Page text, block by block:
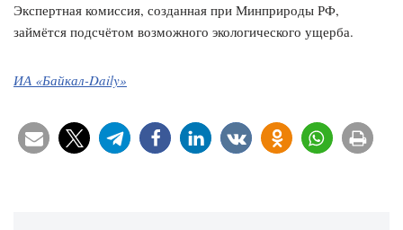
Экспертная комиссия, созданная при Минприроды РФ,
займётся подсчётом возможного экологического ущерба.
ИА «Байкал-Daily»